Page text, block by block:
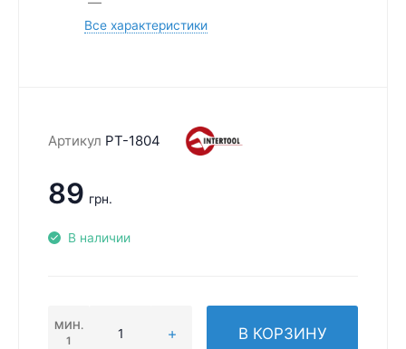
Все характеристики
Артикул PT-1804
89 грн.
В наличии
МИН.
1
В КОРЗИНУ